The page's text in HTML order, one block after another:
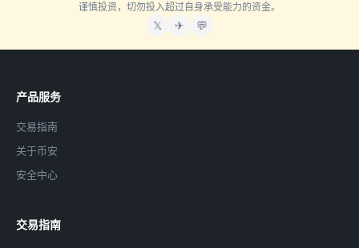
谨慎投资，切勿投入超过自身承受能力的资金。
𝕏 ✈ 💬
产品服务
交易指南
关于币安
安全中心
交易指南